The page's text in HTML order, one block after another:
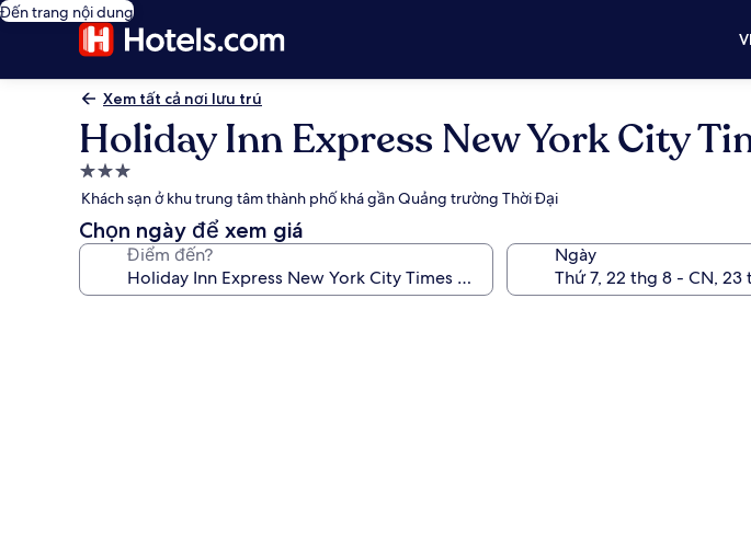
Đến trang nội dung
Xem tất cả nơi lưu trú
Holiday Inn Express New York City
Nơi
lưu
trú
3.0
Khách sạn ở khu trung tâm thành phố khá gần Quảng trường Thời Đại
Chọn ngày để xem giá
Điểm đến? Ngày